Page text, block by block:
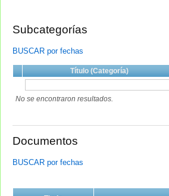
Subcategorías
BUSCAR por fechas
Título (Categoría)
No se encontraron resultados.
Documentos
BUSCAR por fechas